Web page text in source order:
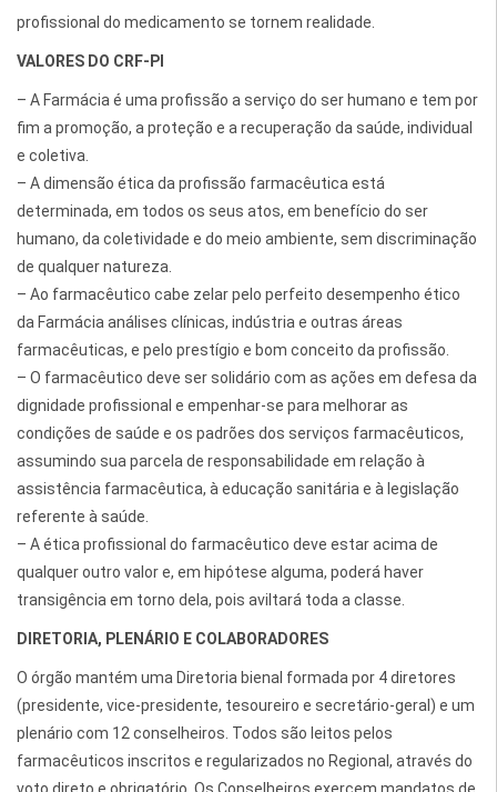
profissional do medicamento se tornem realidade.
VALORES DO CRF-PI
– A Farmácia é uma profissão a serviço do ser humano e tem por
fim a promoção, a proteção e a recuperação da saúde, individual
e coletiva.
– A dimensão ética da profissão farmacêutica está
determinada, em todos os seus atos, em benefício do ser
humano, da coletividade e do meio ambiente, sem discriminação
de qualquer natureza.
– Ao farmacêutico cabe zelar pelo perfeito desempenho ético
da Farmácia análises clínicas, indústria e outras áreas
farmacêuticas, e pelo prestígio e bom conceito da profissão.
– O farmacêutico deve ser solidário com as ações em defesa da
dignidade profissional e empenhar-se para melhorar as
condições de saúde e os padrões dos serviços farmacêuticos,
assumindo sua parcela de responsabilidade em relação à
assistência farmacêutica, à educação sanitária e à legislação
referente à saúde.
– A ética profissional do farmacêutico deve estar acima de
qualquer outro valor e, em hipótese alguma, poderá haver
transigência em torno dela, pois aviltará toda a classe.
DIRETORIA, PLENÁRIO E COLABORADORES
O órgão mantém uma Diretoria bienal formada por 4 diretores
(presidente, vice-presidente, tesoureiro e secretário-geral) e um
plenário com 12 conselheiros. Todos são leitos pelos
farmacêuticos inscritos e regularizados no Regional, através do